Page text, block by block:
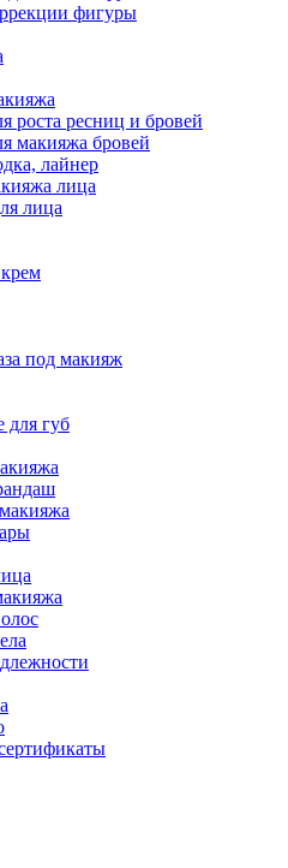
фигуры
роста ресниц и бровей
макияжа бровей
лайнер
лица
лица
под макияж
для губ